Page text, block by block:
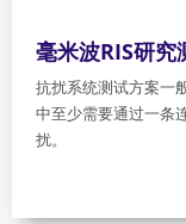
毫米波RIS研究
抗扰系统测试方案一
中至少需要通过一条
扰。